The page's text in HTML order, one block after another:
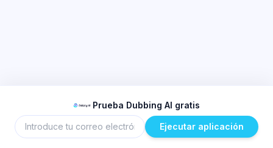
Prueba Dubbing AI gratis
Ejecutar aplicación